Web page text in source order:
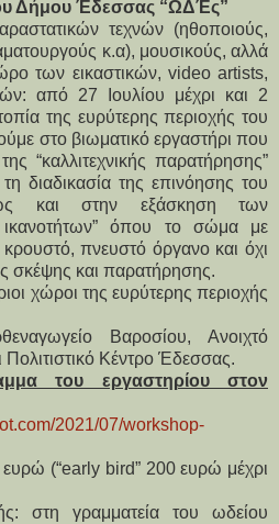
Δήμου Έδεσσας “ΩΔΈς”
τεχνών (ηθοποιούς,
κ.α), μουσικούς, αλλά
των εικαστικών, video artists,
από 27 Ιουλίου μέχρι και 2
της ευρύτερης περιοχής του
στο βιωματικό εργαστήρι που
“καλλιτεχνικής παρατήρησης”
διαδικασία της επινόησης του
και στην εξάσκηση των
ικανοτήτων” όπου το σώμα με
πνευστό όργανο και όχι
σκέψης και παρατήρησης.
χώροι της ευρύτερης περιοχής
Βαροσίου, Ανοιχτό
Κέντρο Έδεσσας.
του εργαστηρίου στον
2021/07/workshop-
(“early bird” 200 ευρώ μέχρι
στη γραμματεία του ωδείου